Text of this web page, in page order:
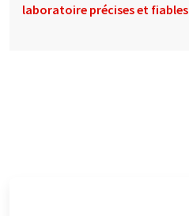
laboratoire précises et fiables